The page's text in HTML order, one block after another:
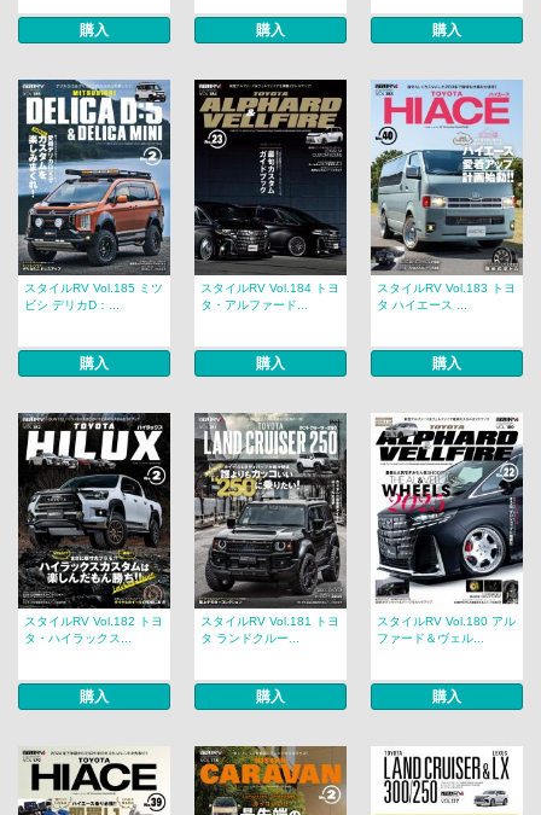
購入 購入 購入
スタイルRV Vol.185 ミツ
ビシ デリカD：...
購入
スタイルRV Vol.184 トヨ
タ・アルファード...
購入
スタイルRV Vol.183 トヨ
タ ハイエース ...
購入
スタイルRV Vol.182 トヨ
タ・ハイラックス...
購入
スタイルRV Vol.181 トヨ
タ ランドクルー...
購入
スタイルRV Vol.180 アル
ファード＆ヴェル...
購入